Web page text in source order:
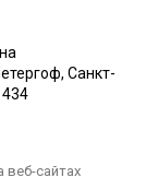
, Санкт-
434
веб-сайтах